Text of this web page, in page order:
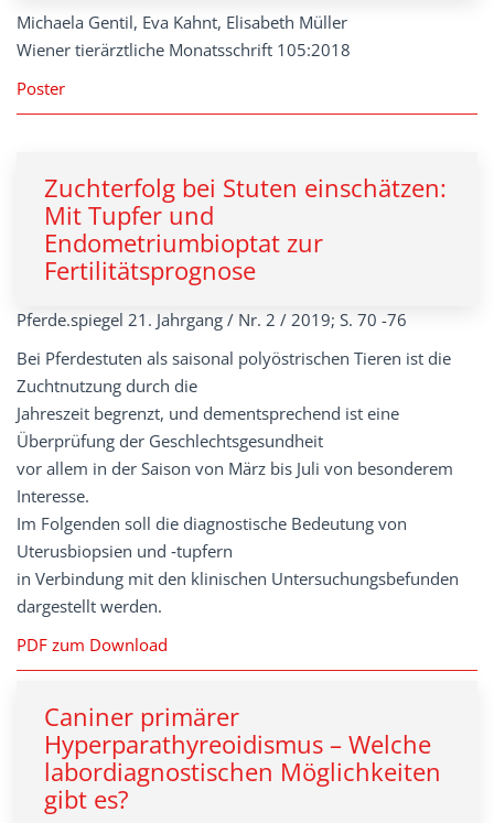
Michaela Gentil, Eva Kahnt, Elisabeth Müller
Wiener tierärztliche Monatsschrift 105:2018
Poster
Zuchterfolg bei Stuten einschätzen:
Mit Tupfer und
Endometriumbioptat zur
Fertilitätsprognose
Pferde.spiegel 21. Jahrgang / Nr. 2 / 2019; S. 70 -76
Bei Pferdestuten als saisonal polyöstrischen Tieren ist die
Zuchtnutzung durch die
Jahreszeit begrenzt, und dementsprechend ist eine
Überprüfung der Geschlechtsgesundheit
vor allem in der Saison von März bis Juli von besonderem
Interesse.
Im Folgenden soll die diagnostische Bedeutung von
Uterusbiopsien und ‑tupfern
in Verbindung mit den klinischen Untersuchungsbefunden
dargestellt werden.
PDF zum Download
Caniner primärer
Hyperparathyreoidismus – Welche
labordiagnostischen Möglichkeiten
gibt es?